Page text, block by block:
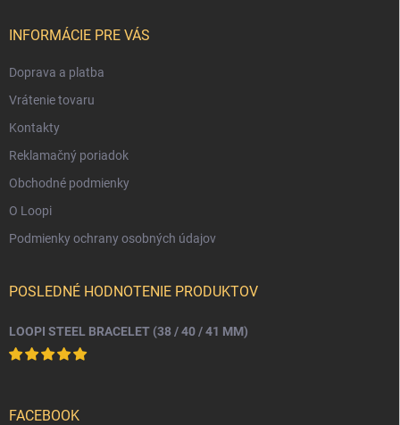
INFORMÁCIE PRE VÁS
Doprava a platba
Vrátenie tovaru
Kontakty
Reklamačný poriadok
Obchodné podmienky
O Loopi
Podmienky ochrany osobných údajov
POSLEDNÉ HODNOTENIE PRODUKTOV
LOOPI STEEL BRACELET (38 / 40 / 41 MM)
FACEBOOK